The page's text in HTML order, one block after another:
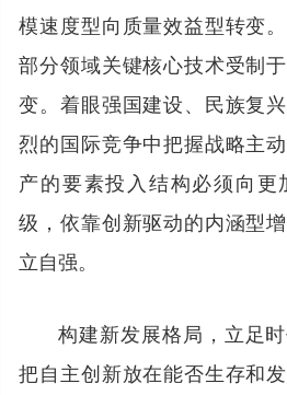
模速度型向质量效益型转变
部分领域关键核心技术受制
变。着眼强国建设、民族复
烈的国际竞争中把握战略主
产的要素投入结构必须向
级，依靠创新驱动的内涵型
立自强。
构建新发展格局，立足
把自主创新放在能否生存和